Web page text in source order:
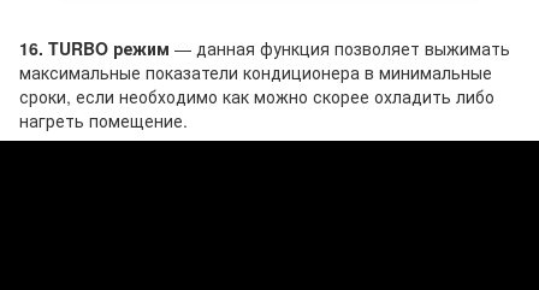
16. TURBO режим — данная функция позволяет выжимать
максимальные показатели кондиционера в минимальные
сроки, если необходимо как можно скорее охладить либо
нагреть помещение.